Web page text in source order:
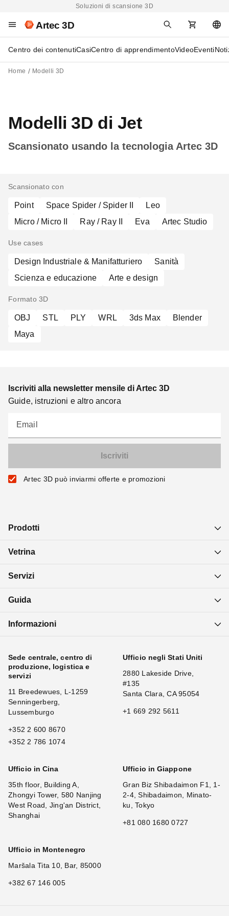
Soluzioni di scansione 3D
Artec 3D
Centro dei contenutiCasiCentro di apprendimentoVideoEventi
Home Modelli 3D
Modelli 3D di Jet
Scansionato usando la tecnologia Artec 3D
Scansionato con
Point Space Spider / Spider II
Leo
Micro / Micro II
Ray / Ray II Eva Artec Studio
Use cases
Design Industriale & Manifatturiero
Sanità
Scienza e educazione
Arte e design
Formato 3D
OBJ STL PLY WRL 3ds Max
Blender
Maya
Iscriviti alla newsletter mensile di Artec 3D
Guide, istruzioni e altro ancora
Email
Artec 3D può inviarmi offerte e promozioni
Prodotti
Vetrina
Servizi
Guida
Informazioni
Sede centrale, centro di
produzione, logistica e
servizi
11 Breedewues, L-1259
Senningerberg,
Lussemburgo
+352 2 600 8670
+352 2 786 1074
Ufficio negli Stati Uniti
2880 Lakeside Drive,
#135
Santa Clara, CA 95054
+1 669 292 5611
Ufficio in Cina
35th floor, Building A,
Zhongyi Tower, 580 Nanjing
West Road, Jing'an District,
Shanghai
Ufficio in Giappone
Gran Biz Shibadaimon F1, 1-
2-4, Shibadaimon, Minato-
ku, Tokyo
+81 080 1680 0727
Ufficio in Montenegro
Maršala Tita 10, Bar, 85000
+382 67 146 005